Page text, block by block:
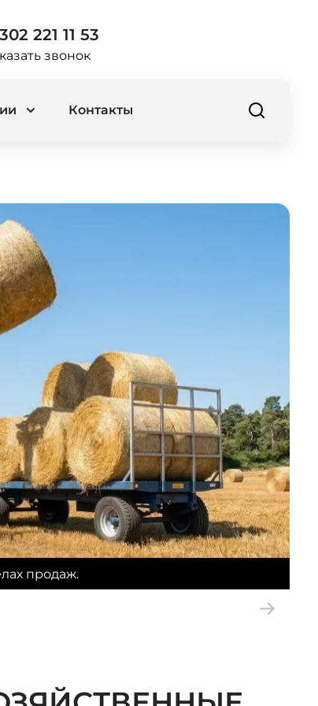
221 11 53
звонок
Контакты
продаж.